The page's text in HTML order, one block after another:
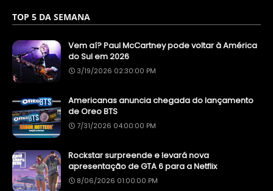
TOP 5 DA SEMANA
Vem aí? Paul McCartney pode voltar à América
do Sul em 2026
3/19/2026 02:30:00 PM
Americanas anuncia chegada do lançamento
de Oreo BTS
7/31/2026 04:00:00 PM
Rockstar surpreende e levará nova
apresentação de GTA 6 para a Netflix
8/06/2026 01:00:00 PM